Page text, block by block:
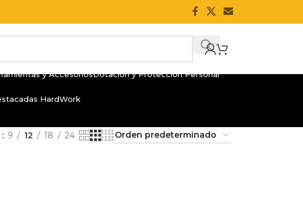
y AccesoriosDotación y Protección Personal
HardWork
9 12 18 24